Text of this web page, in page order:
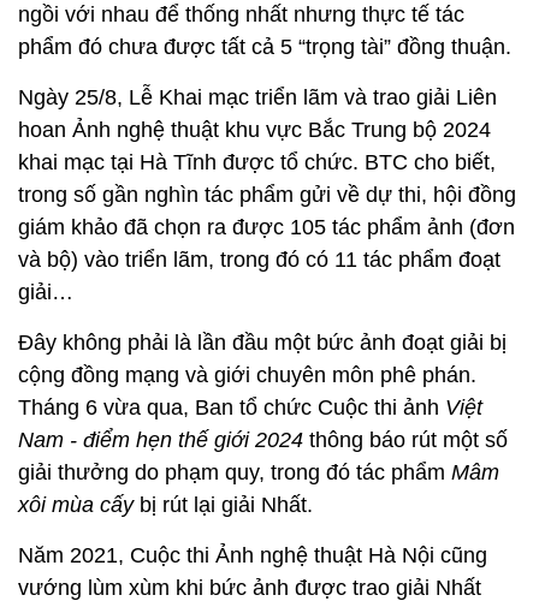
ngồi với nhau để thống nhất nhưng thực tế tác
phẩm đó chưa được tất cả 5 “trọng tài” đồng thuận.
Ngày 25/8, Lễ Khai mạc triển lãm và trao giải Liên
hoan Ảnh nghệ thuật khu vực Bắc Trung bộ 2024
khai mạc tại Hà Tĩnh được tổ chức. BTC cho biết,
trong số gần nghìn tác phẩm gửi về dự thi, hội đồng
giám khảo đã chọn ra được 105 tác phẩm ảnh (đơn
và bộ) vào triển lãm, trong đó có 11 tác phẩm đoạt
giải…
Đây không phải là lần đầu một bức ảnh đoạt giải bị
cộng đồng mạng và giới chuyên môn phê phán.
Tháng 6 vừa qua, Ban tổ chức Cuộc thi ảnh Việt
Nam - điểm hẹn thế giới 2024 thông báo rút một số
giải thưởng do phạm quy, trong đó tác phẩm Mâm
xôi mùa cấybị rút lại giải Nhất.
Năm 2021, Cuộc thi Ảnh nghệ thuật Hà Nội cũng
vướng lùm xùm khi bức ảnh được trao giải Nhất